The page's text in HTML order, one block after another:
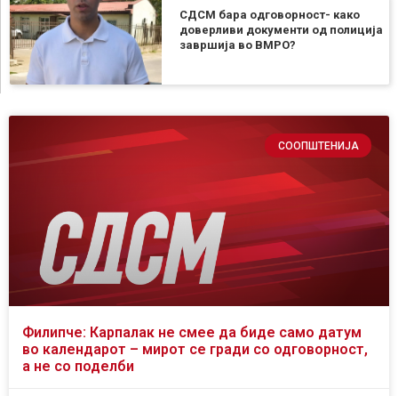
СДСМ бара одговорност- како
доверливи документи од полиција
завршија во ВМРО?
СООПШТЕНИЈА
Филипче: Карпалак не смее да биде само датум
во календарот – мирот се гради со одговорност,
а не со поделби